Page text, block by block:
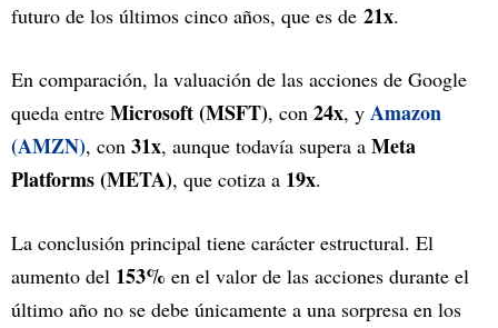
futuro de los últimos cinco años, que es de 21x.
En comparación, la valuación de las acciones de Google
queda entre Microsoft (MSFT), con 24x, y Amazon
(AMZN), con 31x, aunque todavía supera a Meta
Platforms (META), que cotiza a 19x.
La conclusión principal tiene carácter estructural. El
aumento del 153% en el valor de las acciones durante el
último año no se debe únicamente a una sorpresa en los